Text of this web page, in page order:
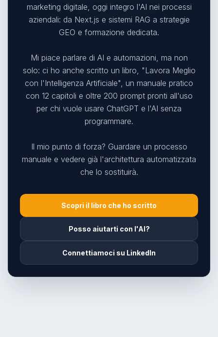
marketing digitale, oggi integro l'AI nei processi
aziendali: da Next.js e sistemi RAG a strategie
GEO e formazione dedicata.
Mi piace parlare di AI e automazioni, ma non
solo: ci ho anche scritto un libro, "Lavora Meglio
con l'Intelligenza Artificiale", un manuale pratico
con 12 capitoli e oltre 200 prompt pronti all'uso
per chi vuole usare ChatGPT e l'AI senza
programmare.
Il mio punto di forza? Guardare un processo
manuale e vedere già l'architettura automatizzata
che lo sostituirà.
Scopri il libro che ho scritto
Posso aiutarti con l'AI?
Connettiamoci su LinkedIn